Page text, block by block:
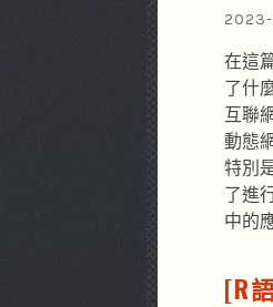
2023-
在這
了什
互聯
動態
特別
了進
中的
[R